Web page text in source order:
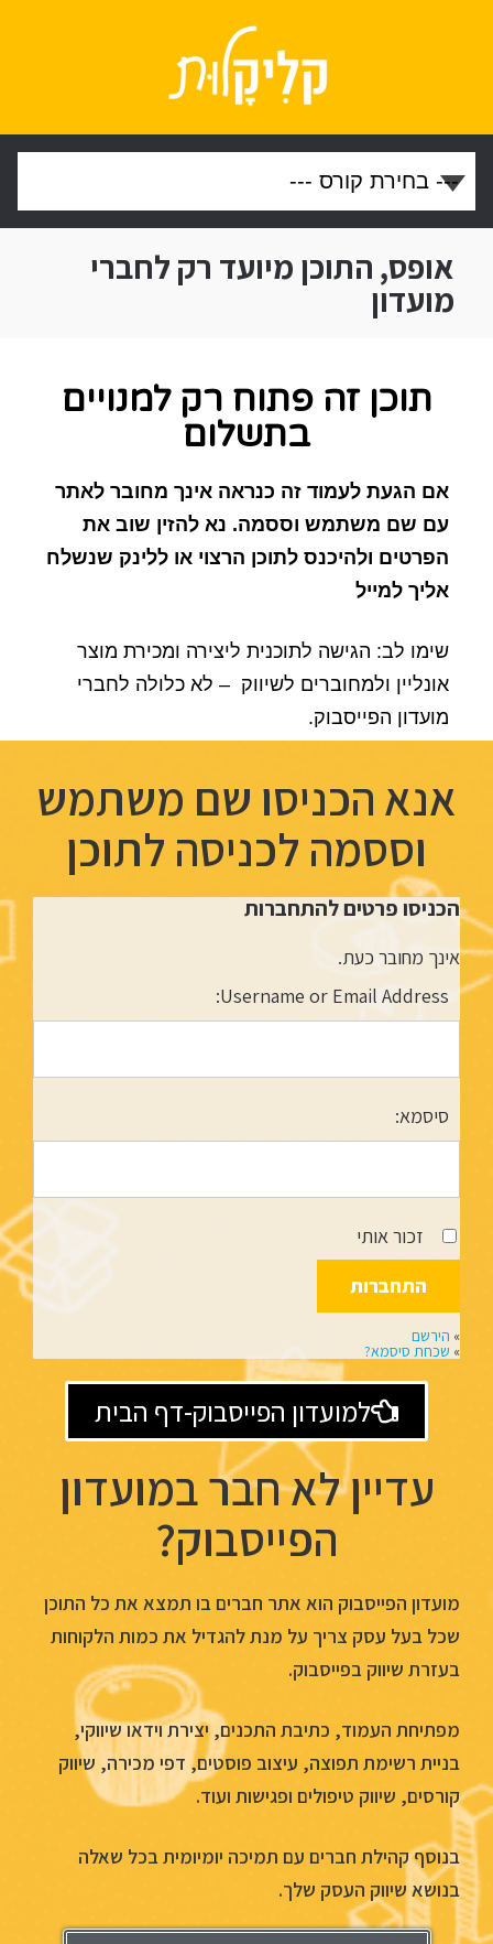
אופס, התוכן מיועד רק לחברי
מועדון
תוכן זה פתוח רק למנויים
בתשלום
אם הגעת לעמוד זה כנראה אינך מחובר לאתר
עם שם משתמש וססמה. נא להזין שוב את
הפרטים ולהיכנס לתוכן הרצוי או ללינק שנשלח
אליך למייל
שימו לב: הגישה לתוכנית ליצירה ומכירת מוצר
אונליין ולמחוברים לשיווק – לא כלולה לחברי
מועדון הפייסבוק.
אנא הכניסו שם משתמש
וססמה לכניסה לתוכן
הכניסו פרטים להתחברות
אינך מחובר כעת.
Username or Email Address:
סיסמא:
זכור אותי
» הירשם
» שכחת סיסמא?
למועדון הפייסבוק-דף הבית
עדיין לא חבר במועדון
הפייסבוק?
מועדון הפייסבוק הוא אתר חברים בו תמצא את כל התוכן
שכל בעל עסק צריך על מנת להגדיל את כמות הלקוחות
בעזרת שיווק בפייסבוק.
מפתיחת העמוד, כתיבת התכנים, יצירת וידאו שיווקי,
בניית רשימת תפוצה, עיצוב פוסטים, דפי מכירה, שיווק
קורסים, שיווק טיפולים ופגישות ועוד.
בנוסף קהילת חברים עם תמיכה יומיומית בכל שאלה
בנושא שיווק העסק שלך.